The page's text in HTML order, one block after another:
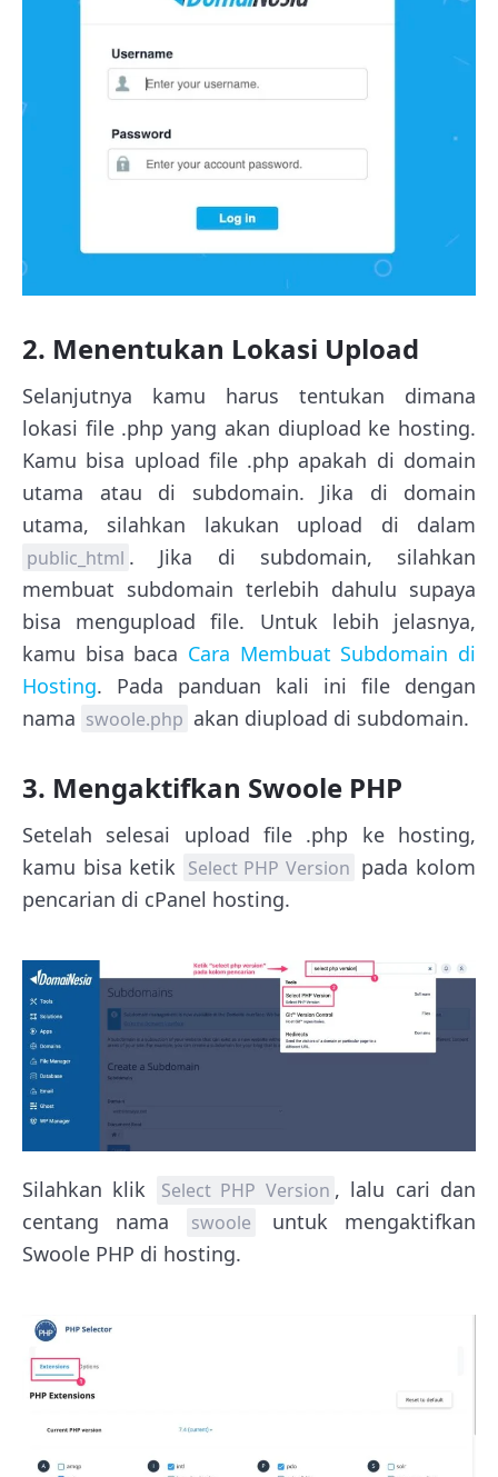
2. Menentukan Lokasi Upload
Selanjutnya kamu harus tentukan dimana
lokasi file .php yang akan diupload ke hosting.
Kamu bisa upload file .php apakah di domain
utama atau di subdomain. Jika di domain
utama, silahkan lakukan upload di dalam
public_html . Jika di subdomain, silahkan
membuat subdomain terlebih dahulu supaya
bisa mengupload file. Untuk lebih jelasnya,
kamu bisa baca Cara Membuat Subdomain di
Hosting. Pada panduan kali ini file dengan
nama swoole.php akan diupload di subdomain.
3. Mengaktifkan Swoole PHP
Setelah selesai upload file .php ke hosting,
kamu bisa ketik Select PHP Version pada kolom
pencarian di cPanel hosting.
Silahkan klik Select PHP Version , lalu cari dan
centang nama
swoole
untuk mengaktifkan
Swoole PHP di hosting.